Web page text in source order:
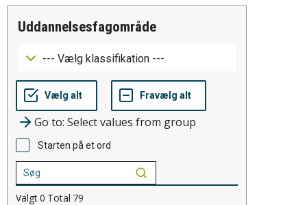
uddannelsesfagområde
Go to: Select values from group
Starten på et ord
Valgt0 Total 79